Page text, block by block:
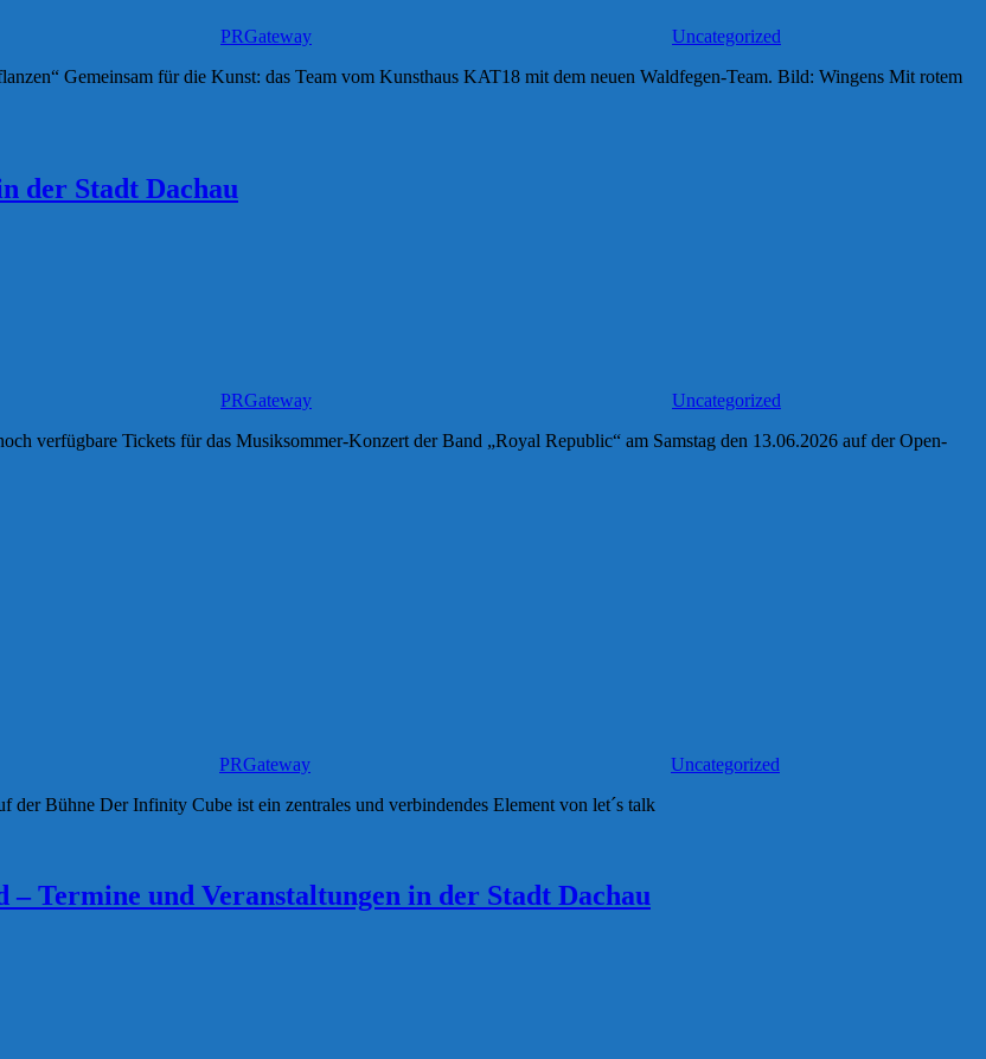
PRGateway
Uncategorized
Gemeinsam für die Kunst: das Team vom Kunsthaus KAT18 mit dem neuen Waldfegen-Team. Bild: Wingens Mit rotem
der Stadt Dachau
PRGateway
Uncategorized
verfügbare Tickets für das Musiksommer-Konzert der Band „Royal Republic“ am Samstag den 13.06.2026 auf der Open-
PRGateway
Uncategorized
Bühne Der Infinity Cube ist ein zentrales und verbindendes Element von let´s talk
Termine und Veranstaltungen in der Stadt Dachau